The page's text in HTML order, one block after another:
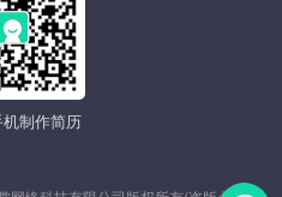
制作简历